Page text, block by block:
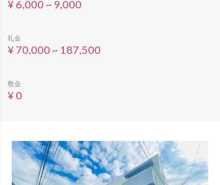
¥ 6,000 ~ 9,000
礼金
¥ 70,000 ~ 187,500
敷金
¥ 0